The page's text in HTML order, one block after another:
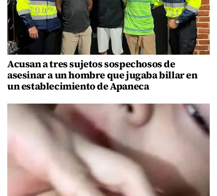
Acusan a tres sujetos sospechosos de
asesinar a un hombre que jugaba billar en
un establecimiento de Apaneca